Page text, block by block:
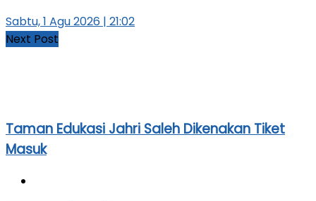
Sabtu, 1 Agu 2026 | 21:02
Next Post
Taman Edukasi Jahri Saleh Dikenakan Tiket
Masuk